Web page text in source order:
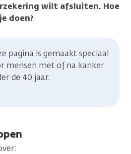
wilt afsluiten. Hoe
doen?
pagina is gemaakt speciaal
mensen met of na kanker
de 40 jaar.